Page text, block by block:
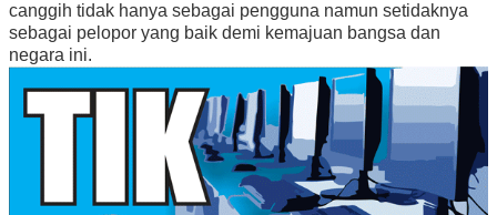
canggih tidak hanya sebagai pengguna namun setidaknya
sebagai pelopor yang baik demi kemajuan bangsa dan
negara ini.